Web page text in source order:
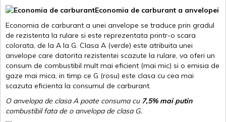
Economia de carburant a anvelopei
Economia de carburant a unei anvelope se traduce prin gradul
de rezistenta la rulare si este reprezentata printr-o scara
colorata, de la A la G. Clasa A (verde) este atribuita unei
anvelope care datorita rezistentei scazute la rulare, va oferi un
consum de combustibil mult mai eficient (mai mic) si o emisia de
gaze mai mica, in timp ce G (rosu) este clasa cu cea mai
scazuta eficienta la consumul de carburant.
O anvelopa de clasa A poate consuma cu 7,5% mai putin
combustibil fata de o anvelopa de clasa G.